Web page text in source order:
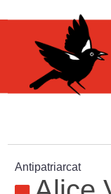
Antipatriarcat